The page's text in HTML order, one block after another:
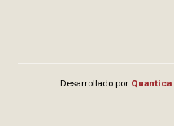
Desarrollado por Quantica